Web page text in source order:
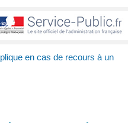
en cas de recours à un